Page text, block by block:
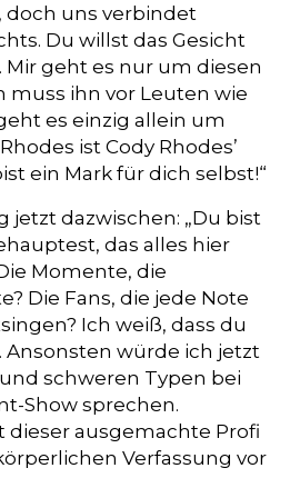
doch uns verbindet
Du willst das Gesicht
Mir geht es nur um diesen
muss ihn vor Leuten wie
es einzig allein um
ist Cody Rhodes’
ein Mark für dich selbst!“
jetzt dazwischen: „Du bist
das alles hier
Momente, die
Die Fans, die jede Note
Ich weiß, dass du
Ansonsten würde ich jetzt
schweren Typen bei
Show sprechen.
dieser ausgemachte Profi
Verfassung vor